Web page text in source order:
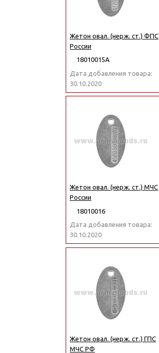
Жетон овал. (нерж. ст.) ФПС
России
18010015А
Дата добавления товара:
30.10.2020
Жетон овал. (нерж. ст.) МЧС
России
18010016
Дата добавления товара:
30.10.2020
Жетон овал. (нерж. ст.) ГПС
МЧС РФ